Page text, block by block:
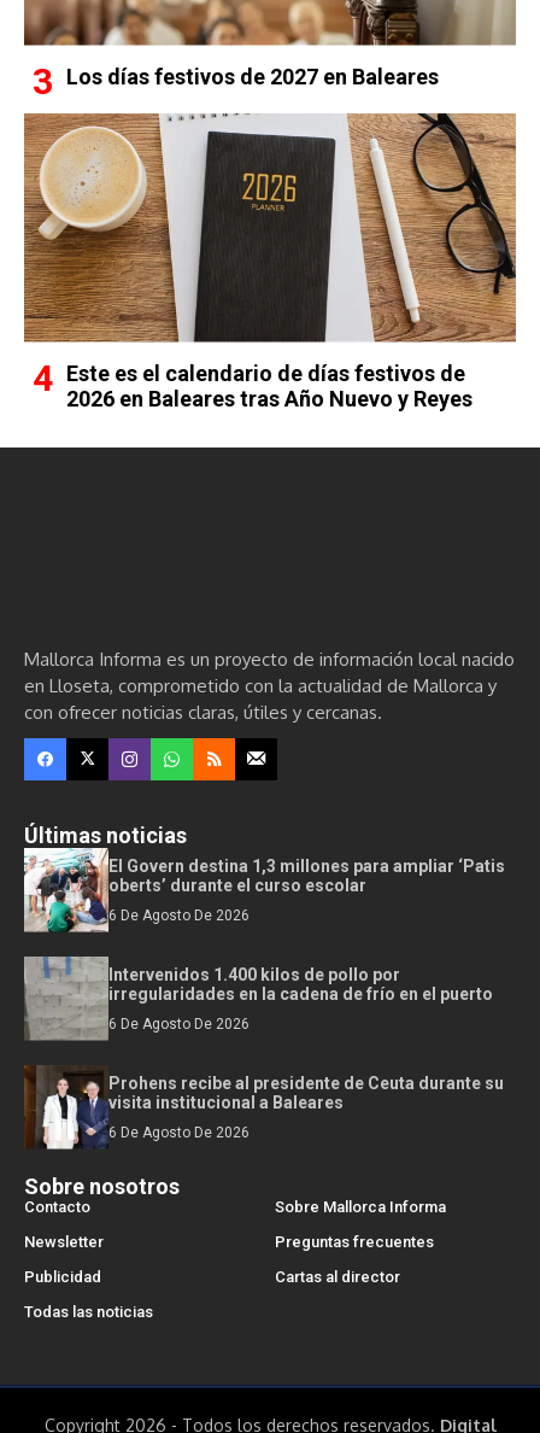
Los días festivos de 2027 en Baleares
Este es el calendario de días festivos de
2026 en Baleares tras Año Nuevo y Reyes
Mallorca Informa es un proyecto de información local nacido
en Lloseta, comprometido con la actualidad de Mallorca y
con ofrecer noticias claras, útiles y cercanas.
Últimas noticias
El Govern destina 1,3 millones para ampliar ‘Patis
oberts’ durante el curso escolar
6 De Agosto De 2026
Intervenidos 1.400 kilos de pollo por
irregularidades en la cadena de frío en el puerto
6 De Agosto De 2026
Prohens recibe al presidente de Ceuta durante su
visita institucional a Baleares
6 De Agosto De 2026
Sobre nosotros
Contacto
Sobre Mallorca Informa
Newsletter
Preguntas frecuentes
Publicidad
Cartas al director
Todas las noticias
Copyright 2026 - Todos los derechos reservados. Digital